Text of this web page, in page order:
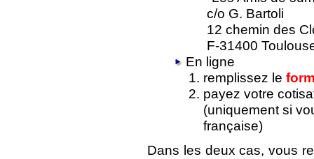
c/o G. Bartoli
12 chemin des
F-31400
En ligne
remplissez le
payez votre
(uniquement si
française)
Dans les deux cas, vous